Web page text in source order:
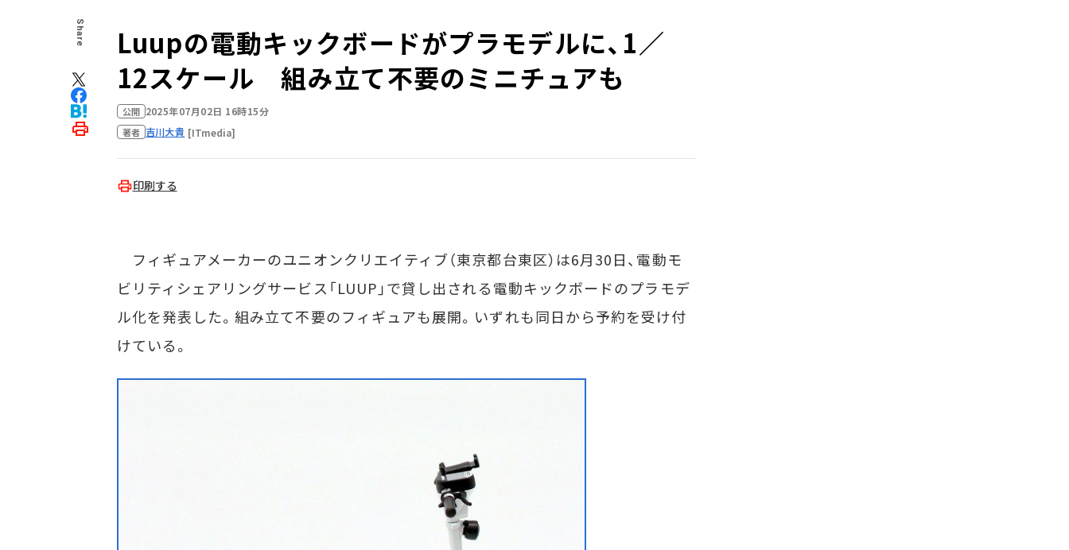
Share
Luupの電動キックボードがプラモデルに、1／
12スケール 組み立て不要のミニチュアも
公開 2025年07月02日 16時15分
著者 吉川大貴 [ITmedia]
印刷する
フィギュアメーカーのユニオンクリエイティブ（東京都台東区）は6月30日、電動モ
ビリティシェアリングサービス「LUUP」で貸し出される電動キックボードのプラモデ
ル化を発表した。組み立て不要のフィギュアも展開。いずれも同日から予約を受け付
けている。